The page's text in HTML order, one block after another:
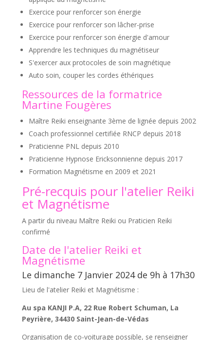
Exercice pour renforcer son énergie
Exercice pour renforcer son lâcher-prise
Exercice pour renforcer son énergie d'amour
Apprendre les techniques du magnétiseur
S'exercer aux protocoles de soin magnétique
Auto soin, couper les cordes éthériques
Ressources de la formatrice
Martine Fougères
Maître Reiki enseignante 3ème de lignée depuis 2002
Coach professionnel certifiée RNCP depuis 2018
Praticienne PNL depuis 2010
Praticienne Hypnose Ericksonnienne depuis 2017
Formation Magnétisme en 2009 et 2021
Pré-recquis pour l'atelier Reiki
et Magnétisme
A partir du niveau Maître Reiki ou Praticien Reiki
confirmé
Date de l'atelier Reiki et
Magnétisme
Le dimanche 7 Janvier 2024 de 9h à 17h30
Lieu de l'atelier Reiki et Magnétisme :
Au spa KANJI P.A, 22 Rue Robert Schuman, La
Peyrière, 34430 Saint-Jean-de-Védas
Organisation de co-voiturage possible, se renseigner